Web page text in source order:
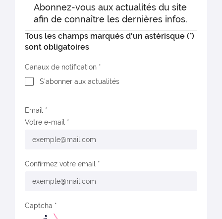
Abonnez-vous aux actualités du site
afin de connaître les dernières infos.
Tous les champs marqués d'un astérisque (*)
sont obligatoires
Canaux de notification
S'abonner aux actualités
Email
Votre e-mail
Confirmez votre email
Captcha